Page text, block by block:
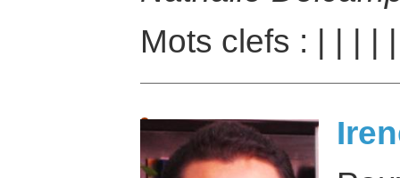
Mots clefs :